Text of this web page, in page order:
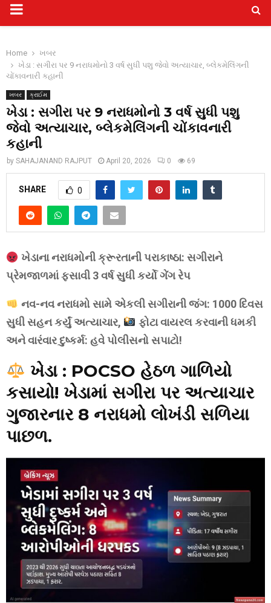
PRIMARY
Home
ખબર
ખેડા : સગીરા પર 9 નરાધમોનો 3 વર્ષ સુધી પશુ જેવો અત્યાચાર, બ્લેકમેલિંગની
ચોંકાવનારી કહાની
ખબર ક્રાઈમ
ખેડા : સગીરા પર 9 નરાધમોનો 3 વર્ષ સુધી પશુ
જેવો અત્યાચાર, બ્લેકમેલિંગની ચોંકાવનારી
કહાની
by SAHAJANAND RAJPUT April 20, 2026 0 69
SHARE 0
ખેડાના નરાધમોની ક્રૂરતાની પરાકાષ્ઠા: સગીરાને
પ્રેમજાળમાં ફસાવી 3 વર્ષ સુધી કર્યો ગેંગ રેપ
નવ-નવ નરાધમો સામે એકલી સગીરાની જંગ: 1000 દિવસ
સુધી સહન કર્યું અત્યાચાર,
ફોટા વાયરલ કરવાની ધમકી
અને વારંવાર દુષ્કર્મ: હવે પોલીસનો સપાટો!
ખેડા : POCSO હેઠળ ગાળિયો
કસાયો! ખેડામાં સગીરા પર અત્યાચાર
ગુજારનાર 8 નરાધમો લોખંડી સળિયા
પાછળ.